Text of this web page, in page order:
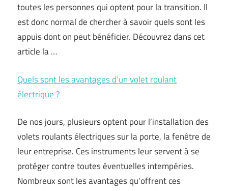
toutes les personnes qui optent pour la transition. Il
est donc normal de chercher à savoir quels sont les
appuis dont on peut bénéficier. Découvrez dans cet
article la …
Quels sont les avantages d’un volet roulant
électrique ?
De nos jours, plusieurs optent pour l’installation des
volets roulants électriques sur la porte, la fenêtre de
leur entreprise. Ces instruments leur servent à se
protéger contre toutes éventuelles intempéries.
Nombreux sont les avantages qu’offrent ces